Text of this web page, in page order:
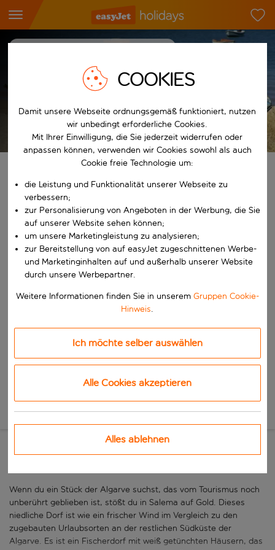
Urlaub in Salema
Urlaub anzeigen
Beginne mit der Eingabe für die automatische
Ab
Beginne mit der Eingabe für die automatische
Nach
Reisezeitraum wählen
Wer
Suchen
Neue Suche
Wenn du ein Stück der Algarve suchst, das vom Tourismus noch
unberührt geblieben ist, stößt du in Salema auf Gold. Dieses
niedliche Dorf ist wie ein frischer Wind im Vergleich zu den
zugebauten Urlaubsorten an der restlichen Südküste der
Algarve. Es ist ein Fischerdorf mit weiß getünchten Häusern, das
COOKIES
Damit unsere Webseite ordnungsgemäß funktioniert, nutzen
wir unbedingt erforderliche Cookies.
Mit Ihrer Einwilligung, die Sie jederzeit widerrufen oder
anpassen können, verwenden wir Cookies sowohl als auch
Cookie freie Technologie um:
die Leistung und Funktionalität unserer Webseite zu
verbessern;
zur Personalisierung von Angeboten in der Werbung, die Sie
auf unserer Website sehen können;
um unsere Marketingleistung zu analysieren;
zur Bereitstellung von auf easyJet zugeschnittenen Werbe-
und Marketinginhalten auf und außerhalb unserer Website
durch unsere Werbepartner.
Weitere Informationen finden Sie in unserem Gruppen Cookie-
Hinweis.
Ich möchte selber auswählen
Alle Cookies akzeptieren
Alles ablehnen